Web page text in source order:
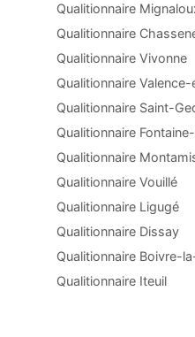
Qualitionnaire
Qualitionnaire
Qualitionnaire Vivonne
Qualitionnaire
Qualitionnaire Saint-
Qualitionnaire
Qualitionnaire
Qualitionnaire Vouillé
Qualitionnaire Ligugé
Qualitionnaire Dissay
Qualitionnaire Boivre-
Qualitionnaire Iteuil